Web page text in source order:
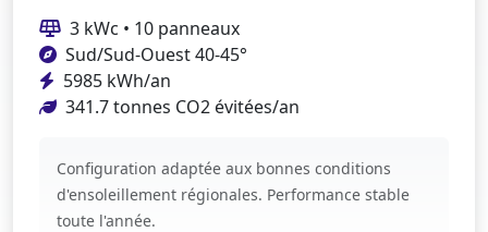
3 kWc • 10 panneaux
Sud/Sud-Ouest 40-45°
5985 kWh/an
341.7 tonnes CO2 évitées/an
Configuration adaptée aux bonnes conditions
d'ensoleillement régionales. Performance stable
toute l'année.